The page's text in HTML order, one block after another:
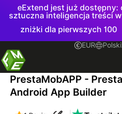
eExtend jest już dostępny:
sztuczna inteligencja treści
zniżki dla pierwszych 100
EUR
Polski
PrestaMobAPP -
Android App Builder